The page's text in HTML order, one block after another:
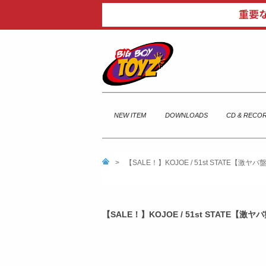
NEW ITEM DOWNLOADS CD &
> 【SALE！】KOJOE / 51st STATE【激ヤバ
【SALE！】KOJOE / 51st STATE【激ヤ